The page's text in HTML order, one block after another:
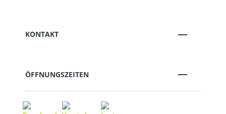
KONTAKT
ÖFFNUNGSZEITEN